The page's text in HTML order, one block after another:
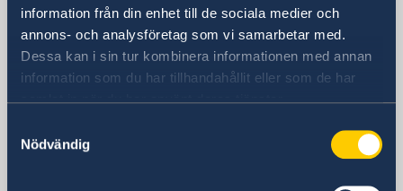
information från din enhet till de sociala medier och
annons- och analysföretag som vi samarbetar med.
Dessa kan i sin tur kombinera informationen med annan
information som du har tillhandahållit eller som de har
samlat in när du har använt deras tjänster.
Nödvändig
咨询签证、工作和居留许可相关问题
访问总领事馆
瑞典驻上海总领事馆
邮编： 200020